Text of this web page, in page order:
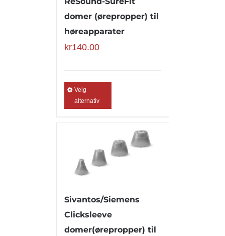
domer (ørepropper) til
høreapparater
kr140.00
Velg
alternativ
Sivantos/Siemens
Clicksleeve
domer(ørepropper) til